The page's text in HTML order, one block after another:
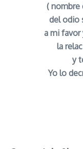
( nombre
del odio
a mi
la
y
Yo lo